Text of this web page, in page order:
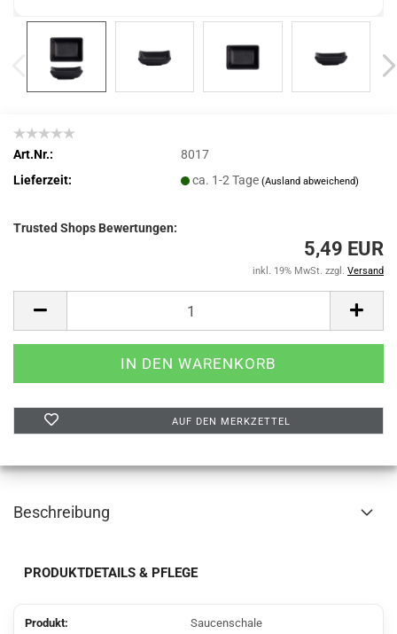
Art.Nr.:
8017
Lieferzeit:
ca. 1-2 Tage(Ausland abweichend)
Trusted Shops Bewertungen:
5,49 EUR
inkl. 19% MwSt. zzgl. Versand
AUF DEN MERKZETTEL
Beschreibung
PRODUKTDETAILS & PFLEGE
Produkt: Saucenschale